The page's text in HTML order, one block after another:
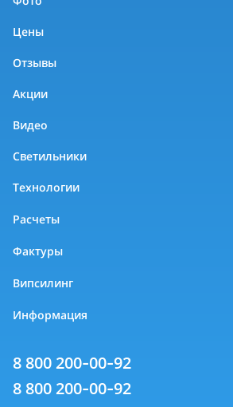
Цены
Отзывы
Акции
Видео
Светильники
Технологии
Расчеты
Фактуры
Випсилинг
Информация
8 800 200-00-92
8 800 200-00-92